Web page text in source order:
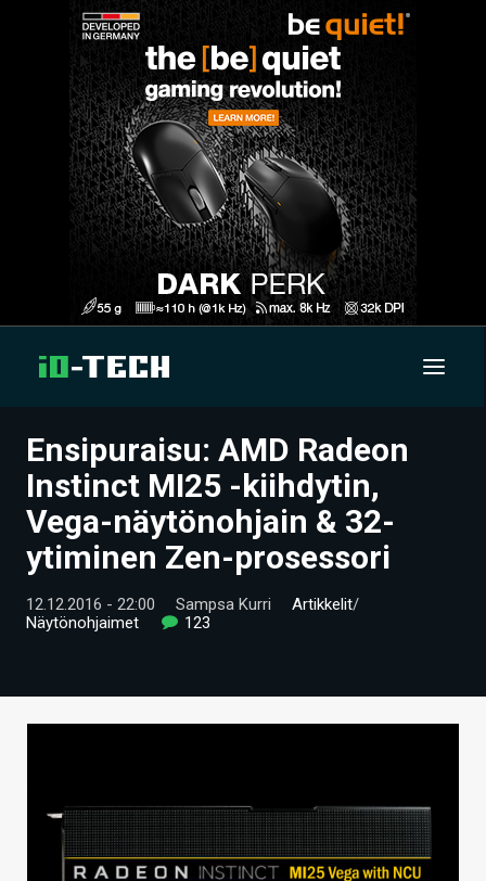
UUTISET
ARTIKKELIT
VIDEOT
TECHBBS
HINTA.FI
Ensipuraisu: AMD Radeon
Instinct MI25 -kiihdytin,
Vega-näytönohjain & 32-
ytiminen Zen-prosessori
12.12.2016 - 22:00 Sampsa Kurri Artikkelit/
Näytönohjaimet
123